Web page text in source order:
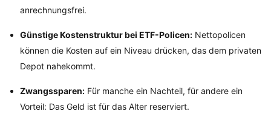
anrechnungsfrei.
Günstige Kostenstruktur bei ETF-Policen: Nettopolicen
können die Kosten auf ein Niveau drücken, das dem privaten
Depot nahekommt.
Zwangssparen: Für manche ein Nachteil, für andere ein
Vorteil: Das Geld ist für das Alter reserviert.